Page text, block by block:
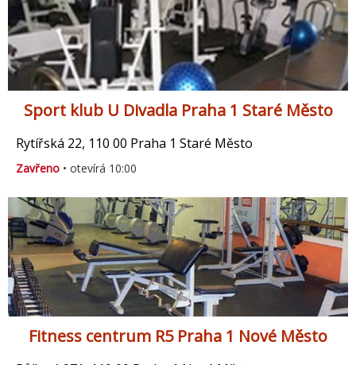
Sport klub U Divadla Praha 1 Staré Město
Rytířská 22, 110 00 Praha 1 Staré Město
Zavřeno • otevírá 10:00
Fitness centrum R5 Praha 1 Nové Město